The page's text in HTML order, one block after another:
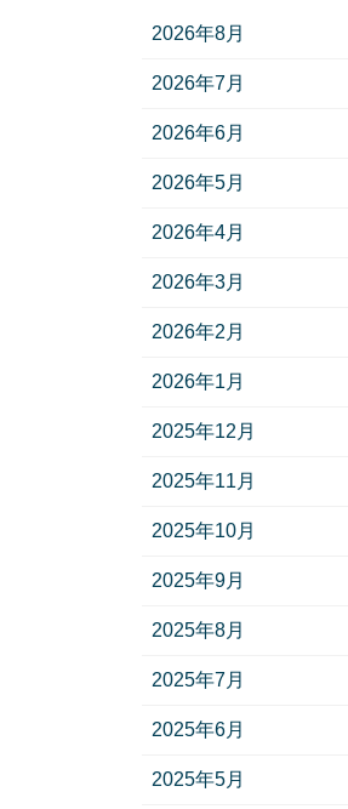
2026年8月
2026年7月
2026年6月
2026年5月
2026年4月
2026年3月
2026年2月
2026年1月
2025年12月
2025年11月
2025年10月
2025年9月
2025年8月
2025年7月
2025年6月
2025年5月